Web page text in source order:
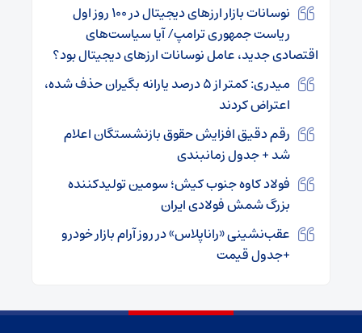
نوسانات بازار ارزهای دیجیتال در ۱۰۰ روز اول
ریاست جمهوری ترامپ/ آیا سیاست‌های
اقتصادی جدید، عامل نوسانات ارزهای دیجیتال بود؟
میدری: کمتر از ۵ درصد یارانه بگیران حذف شده،
اعتراض کردند
رقم دقیق افزایش حقوق بازنشستگان اعلام
شد + جدول زمانبندی
فولاد کاوه جنوب کیش؛ سومین تولیدکننده
بزرگ شمش فولادی ایران
عقب‌نشینی «راناپلاس» در روز آرام بازار خودرو
+جدول قیمت